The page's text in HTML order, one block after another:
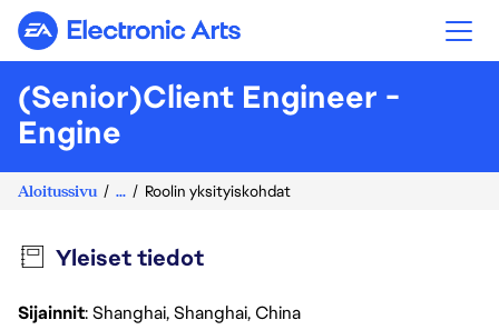
Electronic Arts
(Senior)Client Engineer -
Engine
Aloitussivu ... Roolin yksityiskohdat
Yleiset tiedot
Sijainnit: Shanghai, Shanghai, China